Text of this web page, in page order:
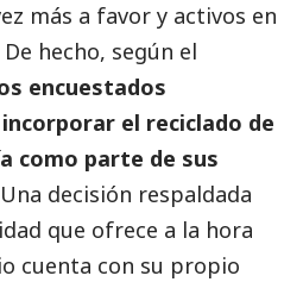
más a favor y activos en
hecho, según el
encuestados
el reciclado de
como parte de sus
decisión respaldada
que ofrece a la hora
cuenta con su propio